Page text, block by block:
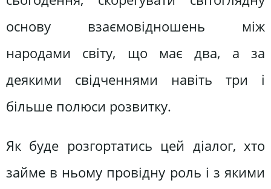
основу взаємовідношень між
народами світу, що має два, а за
деякими свідченнями навіть три і
більше полюси розвитку.
Як буде розгортатись цей діалог, хто
займе в ньому провідну роль і з якими